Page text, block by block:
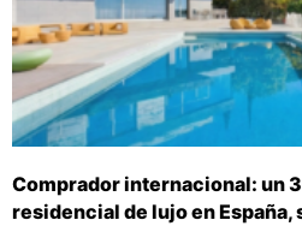
Comprador internacional: un
residencial de lujo en España,